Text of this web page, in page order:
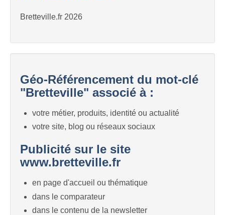
Bretteville.fr 2026
Géo-Référencement du mot-clé
"Bretteville" associé à :
votre métier, produits, identité ou actualité
votre site, blog ou réseaux sociaux
Publicité sur le site
www.bretteville.fr
en page d'accueil ou thématique
dans le comparateur
dans le contenu de la newsletter